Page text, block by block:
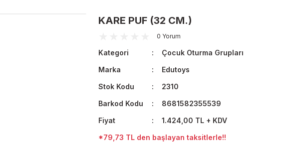
KARE PUF (32 CM.)
0 Yorum
Kategori
Çocuk Oturma Grupları
Marka
Edutoys
Stok Kodu
2310
Barkod Kodu
8681582355539
Fiyat
1.424,00 TL + KDV
*79,73 TL den başlayan taksitlerle!!